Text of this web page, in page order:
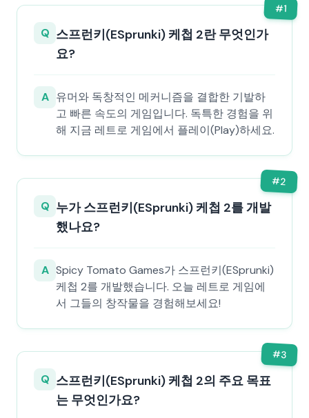
#1
Q 스프런키(ESprunki) 케첩 2란 무엇인가
요?
A 유머와 독창적인 메커니즘을 결합한 기발하
고 빠른 속도의 게임입니다. 독특한 경험을 위
해 지금 레트로 게임에서 플레이(Play)하세요.
#2
Q 누가 스프런키(ESprunki) 케첩 2를 개발
했나요?
A Spicy Tomato Games가 스프런키(ESprunki)
케첩 2를 개발했습니다. 오늘 레트로 게임에
서 그들의 창작물을 경험해보세요!
#3
Q 스프런키(ESprunki) 케첩 2의 주요 목표
는 무엇인가요?